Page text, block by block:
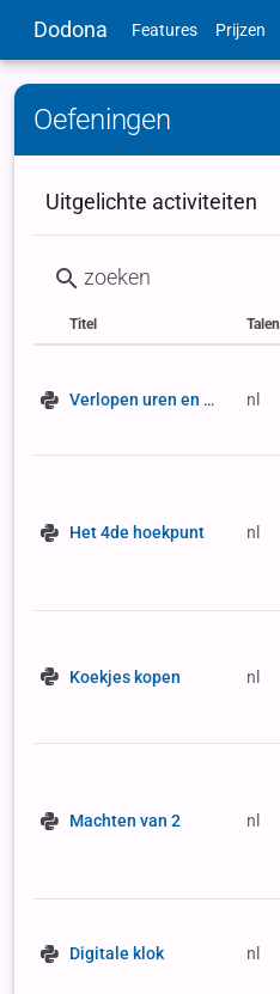
Dodona Features Prijzen
Oefeningen
Uitgelichte activiteiten
Status
Type
Titel
Talen
Verlopen uren en minuten nl
Het 4de hoekpunt nl
Koekjes kopen nl
Machten van 2 nl
Digitale klok nl